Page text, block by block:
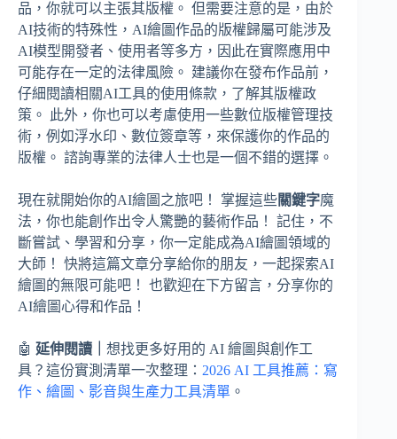
品，你就可以主張其版權。 但需要注意的是，由於
AI技術的特殊性，AI繪圖作品的版權歸屬可能涉及
AI模型開發者、使用者等多方，因此在實際應用中
可能存在一定的法律風險。 建議你在發布作品前，
仔細閱讀相關AI工具的使用條款，了解其版權政
策。 此外，你也可以考慮使用一些數位版權管理技
術，例如浮水印、數位簽章等，來保護你的作品的
版權。 諮詢專業的法律人士也是一個不錯的選擇。
現在就開始你的AI繪圖之旅吧！ 掌握這些關鍵字魔
法，你也能創作出令人驚艷的藝術作品！ 記住，不
斷嘗試、學習和分享，你一定能成為AI繪圖領域的
大師！ 快將這篇文章分享給你的朋友，一起探索AI
繪圖的無限可能吧！ 也歡迎在下方留言，分享你的
AI繪圖心得和作品！
🤖 延伸閱讀｜ 想找更多好用的 AI 繪圖與創作工
具？這份實測清單一次整理： 2026 AI 工具推薦：寫
作、繪圖、影音與生產力工具清單 。